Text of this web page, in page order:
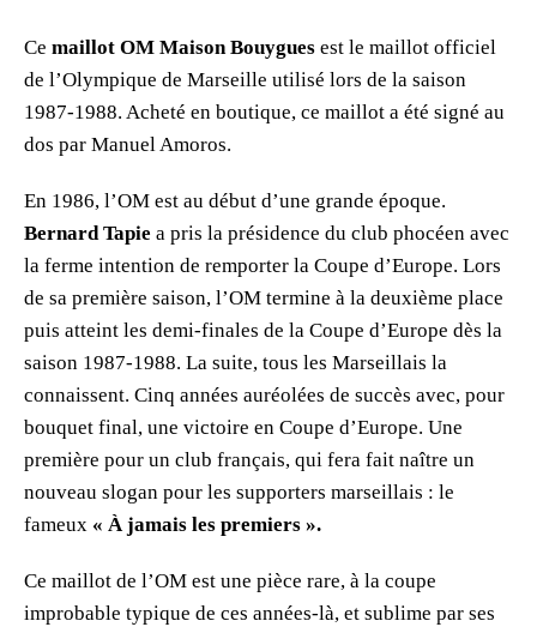
Ce maillot OM Maison Bouygues est le maillot officiel
de l’Olympique de Marseille utilisé lors de la saison
1987-1988. Acheté en boutique, ce maillot a été signé au
dos par Manuel Amoros.
En 1986, l’OM est au début d’une grande époque.
Bernard Tapie a pris la présidence du club phocéen avec
la ferme intention de remporter la Coupe d’Europe. Lors
de sa première saison, l’OM termine à la deuxième place
puis atteint les demi-finales de la Coupe d’Europe dès la
saison 1987-1988. La suite, tous les Marseillais la
connaissent. Cinq années auréolées de succès avec, pour
bouquet final, une victoire en Coupe d’Europe. Une
première pour un club français, qui fera fait naître un
nouveau slogan pour les supporters marseillais : le
fameux « À jamais les premiers ».
Ce maillot de l’OM est une pièce rare, à la coupe
improbable typique de ces années-là, et sublime par ses